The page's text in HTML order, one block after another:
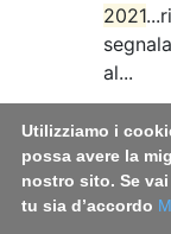
2021
al...
il
Utilizziamo i
possa avere la
nostro sito. Se
tu sia d’accordo